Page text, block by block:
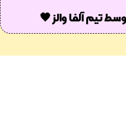
تیم آلفا والز 🖤